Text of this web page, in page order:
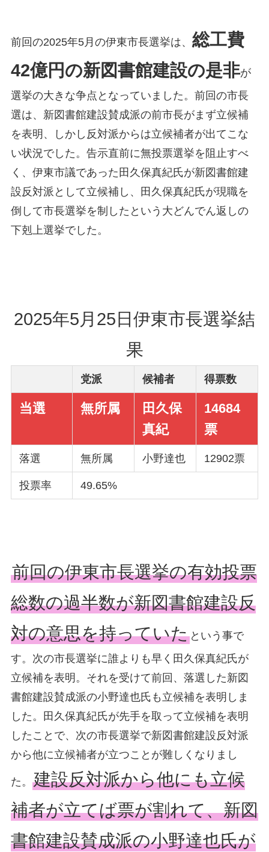
前回の2025年5月の伊東市長選挙は、 総工費
42億円の新図書館建設の是非が
選挙の大きな争点となっていました。前回の市長
選は、新図書館建設賛成派の前市長がまず立候補
を表明、しかし反対派からは立候補者が出てこな
い状況でした。告示直前に無投票選挙を阻止すべ
く、伊東市議であった田久保真紀氏が新図書館建
設反対派として立候補し、田久保真紀氏が現職を
倒して市長選挙を制したという大どんでん返しの
下剋上選挙でした。
2025年5月25日伊東市長選挙結
果
党派 候補者 得票数
当選 無所属
田久保
真紀
14684
票
落選 無所属 小野達也 12902票
投票率 49.65%
前回の伊東市長選挙の有効投票
総数の過半数が新図書館建設反
対の意思を持っていたという事で
す。次の市長選挙に誰よりも早く田久保真紀氏が
立候補を表明。それを受けて前回、落選した新図
書館建設賛成派の小野達也氏も立候補を表明しま
した。田久保真紀氏が先手を取って立候補を表明
したことで、次の市長選挙で新図書館建設反対派
から他に立候補者が立つことが難しくなりまし
た。 建設反対派から他にも立候
補者が立てば票が割れて、新図
書館建設賛成派の小野達也氏が